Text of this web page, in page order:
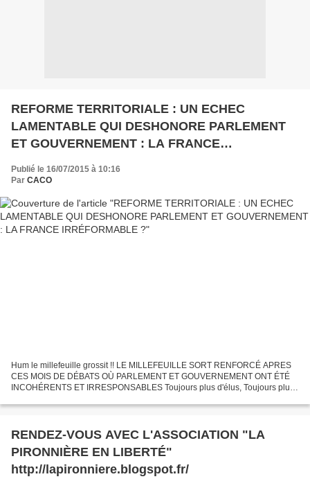
REFORME TERRITORIALE : UN ECHEC
LAMENTABLE QUI DESHONORE PARLEMENT
ET GOUVERNEMENT : LA FRANCE
Publié le 16/07/2015 à 10:16
Par CACO
Hum le millefeuille grossit !! LE MILLEFEUILLE SORT RENFORCÉ APRES
CES MOIS DE DÉBATS OÙ PARLEMENT ET GOUVERNEMENT ONT ÉTÉ
INCOHÉRENTS ET IRRESPONSABLES Toujours plus d'élus, Toujours plus
simplifications......
RENDEZ-VOUS AVEC L'ASSOCIATION "LA
PIRONNIÈRE EN LIBERTÉ"
http://lapironniere.blogspot.fr/